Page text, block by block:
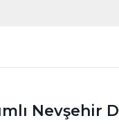
Nevşehir